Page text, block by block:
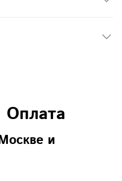
Оплата
и